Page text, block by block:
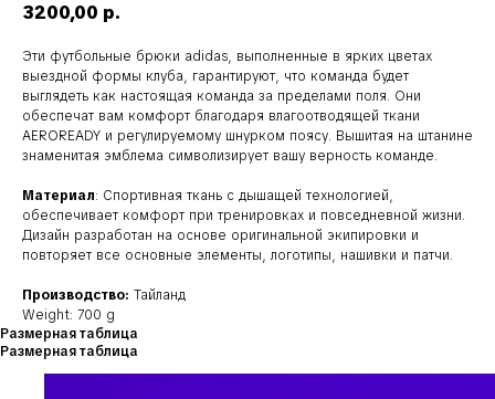
3200,00 р.
Эти футбольные брюки adidas, выполненные в ярких цветах
выездной формы клуба, гарантируют, что команда будет
выглядеть как настоящая команда за пределами поля. Они
обеспечат вам комфорт благодаря влагоотводящей ткани
AEROREADY и регулируемому шнурком поясу. Вышитая на штанине
знаменитая эмблема символизирует вашу верность команде.
Материал: Спортивная ткань с дышащей технологией,
обеспечивает комфорт при тренировках и повседневной жизни.
Дизайн разработан на основе оригинальной экипировки и
повторяет все основные элементы, логотипы, нашивки и патчи.
Производство: Тайланд
Weight: 700 g
Размерная таблица
Размерная таблица